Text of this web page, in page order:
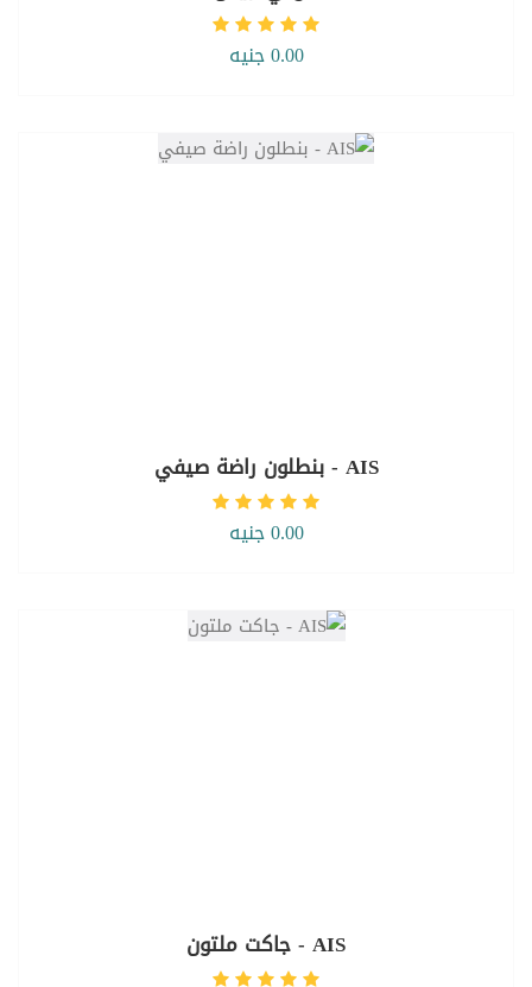
0.00 جنيه
AIS - بنطلون راضة صيفي
0.00 جنيه
AIS - جاكت ملتون